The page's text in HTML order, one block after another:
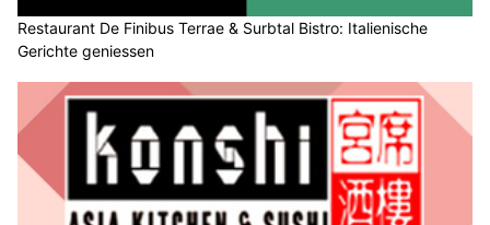
Restaurant De Finibus Terrae & Surbtal Bistro: Italienische
Gerichte geniessen